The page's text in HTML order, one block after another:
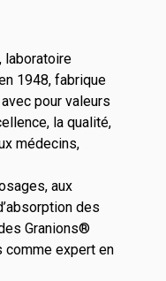
laboratoire
1948, fabrique
pour valeurs
la qualité,
médecins,
aux
des
Granions®
comme expert en